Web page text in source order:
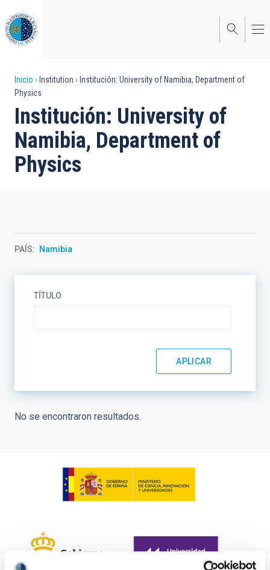
al
contenido
principal
Sobrescribir
enlaces
de
ayuda
a
Inicio Institution
Institución: University of Namibia, Department of
Physics
Institución: University of
Namibia, Department of
Physics
PAÍS Namibia
TÍTULO
No se encontraron resultados.